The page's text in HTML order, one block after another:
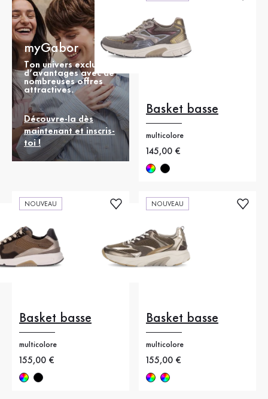
myGabor
Ton univers exclusif
d’avantages avec de
nombreuses offres
attractives.
Découvre-la dès
maintenant et inscris-
toi !
Basket basse
multicolore
Nouveau prix
145,00 €
NOUVEAU
Basket basse
multicolore
Nouveau prix
155,00 €
NOUVEAU
Basket basse
multicolore
Nouveau prix
155,00 €